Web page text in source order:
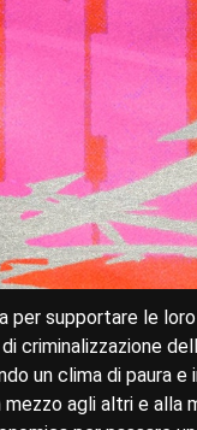
per supportare le
criminalizzazione
un clima di paura
agli altri e alla